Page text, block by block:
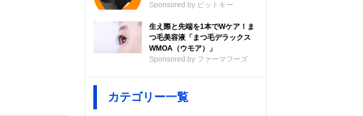
Sponsored by ビットキー
生え際と先端を1本でWケア！ま
つ毛美容液「まつ毛デラックス
WMOA（ウモア）」
Sponsored by ファーマフーズ
カテゴリー一覧